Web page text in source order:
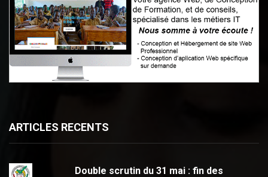
ARTICLES RECENTS
Double scrutin du 31 mai : fin des